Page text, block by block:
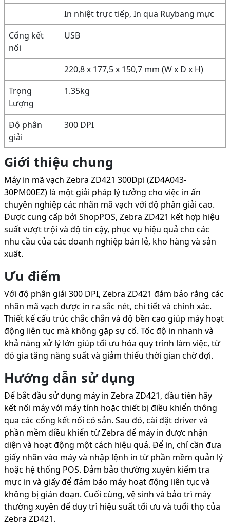
In nhiệt trực tiếp, In qua Ruybang mực
Cổng kết
nối
USB
220,8 x 177,5 x 150,7 mm (W x D x H)
Trọng
Lượng
1.35kg
Độ phân
giải
300 DPI
Giới thiệu chung
Máy in mã vạch Zebra ZD421 300Dpi (ZD4A043-
30PM00EZ) là một giải pháp lý tưởng cho việc in ấn
chuyên nghiệp các nhãn mã vạch với độ phân giải cao.
Được cung cấp bởi ShopPOS, Zebra ZD421 kết hợp hiệu
suất vượt trội và độ tin cậy, phục vụ hiệu quả cho các
nhu cầu của các doanh nghiệp bán lẻ, kho hàng và sản
xuất.
Ưu điểm
Với độ phân giải 300 DPI, Zebra ZD421 đảm bảo rằng các
nhãn mã vạch được in ra sắc nét, chi tiết và chính xác.
Thiết kế cấu trúc chắc chắn và độ bền cao giúp máy hoạt
động liên tục mà không gặp sự cố. Tốc độ in nhanh và
khả năng xử lý lớn giúp tối ưu hóa quy trình làm việc, từ
đó gia tăng năng suất và giảm thiểu thời gian chờ đợi.
Hướng dẫn sử dụng
Để bắt đầu sử dụng máy in Zebra ZD421, đầu tiên hãy
kết nối máy với máy tính hoặc thiết bị điều khiển thông
qua các cổng kết nối có sẵn. Sau đó, cài đặt driver và
phần mềm điều khiển từ Zebra để máy in được nhận
diện và hoạt động một cách hiệu quả. Để in, chỉ cần đưa
giấy nhãn vào máy và nhập lệnh in từ phần mềm quản lý
hoặc hệ thống POS. Đảm bảo thường xuyên kiểm tra
mực in và giấy để đảm bảo máy hoạt động liên tục và
không bị gián đoạn. Cuối cùng, vệ sinh và bảo trì máy
thường xuyên để duy trì hiệu suất tối ưu và tuổi thọ của
Zebra ZD421.